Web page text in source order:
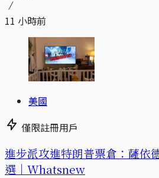
11 小時前
美國
僅限註冊用戶
進步派攻進特朗普票倉：薩依
選｜Whatsnew